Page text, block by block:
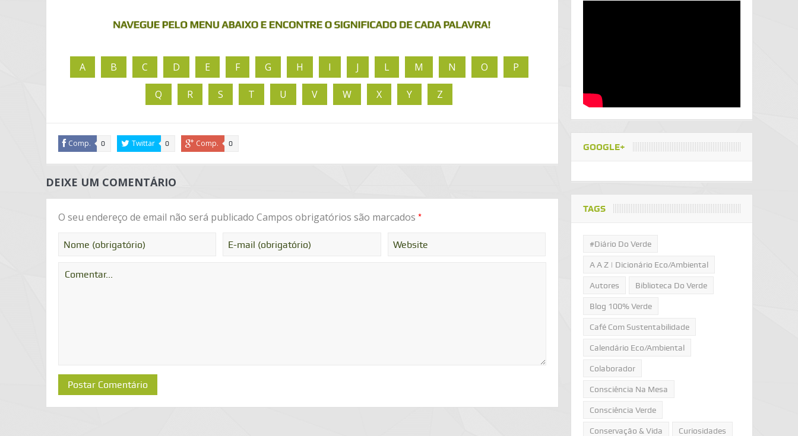
A B C D E F G H I J L M N O P
Q R S T U V W X Y Z
Comp. 0 Twittar 0 Comp. 0
DEIXE UM COMENTÁRIO
O seu endereço de email não será publicado Campos obrigatórios são marcados *
GOOGLE+
TAGS
#Diário Do Verde
A A Z | Dicionário Eco/Ambiental
Autores Biblioteca Do Verde
Blog 100% Verde
Café Com Sustentabilidade
Calendário Eco/Ambiental
Colaborador
Consciência Na Mesa
Consciência Verde
Conservação & Vida Curiosidades